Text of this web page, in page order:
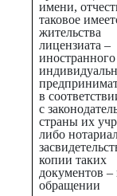
имени,
таковое
жительства
лицензиата –
иностранного
в
с
страны их
либо
копии таких
документов –
обращении